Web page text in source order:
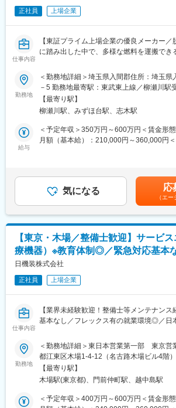
正社員 上場企業
仕事内容
【東証プライム上場企業の優良メーカー
に踏み出した中で、多様な燃料を運搬でき
性抜群です】
■業務概要：
当社インダストリアル事業本部にて、自社
を担当する修理エンジニアとしてご活躍い
埼玉拠点に戻ってきたポンプを対象に、補
日々の業務は拠点内での整備対応が中心と
ながら作業を進めていただきます。
■業務詳細：
・自社製品の分解・整備・組立
≪対象製品≫ ノンシールポンプ、往復動ポ
≪使用工具≫ レンチ、ラチェット、スパナ
・故障・トラブルが発生したポンプの原因
・作業報告書や台帳などの業務記録入力
≪使用システム≫ kintone、AS400など
・作業手順や業務フローの改善・標準化
・その他、整備品質向上に向けた改善業務
■働き方：
基本的には、求人票記載の勤務地である埼
です。
1日の業務は整備対応がメインとなり、チ
整備案件は、短期間で完了するものから、
勤務地
＜勤務地詳細＞埼玉県入間郡住所：埼玉県
－5 勤務地最寄駅：東武東上線／柳瀬川駅
面禁煙変更の範囲：会社の定める事業所
【最寄り駅】
柳瀬川駅、みずほ台駅、志木駅
給与
＜予定年収＞350万円～600万円＜賃金形
月額（基本給）：210,000円～360,000円
り、選考を通じて上下する可能性があり
当を含めた表記です。
気になる 応
（エ
【東京・木場／整備士歓迎】サービ
療機器）※教育体制◎／緊急対応基本
日機装株式会社
正社員 上場企業
仕事内容
【業界未経験歓迎！整備士等メンテナン
基本なし／フレックス有の就業環境◎／日
ポンプ・医療・航空宇宙業界でトップシ
プライム上場優良メーカー】
■業務概要：
・主として、人工透析装置の据付、試運転
ブル対応、人工透析装置の見積書作成や使
きます。
勤務地
＜勤務地詳細＞東日本営業第一部 東京営
都江東区木場1-4-12（名古路木場ビル4階
メトロ東西線／木場駅受動喫煙対策：屋内
会社の定める事業所
【最寄り駅】
木場駅(東京都)、門前仲町駅、越中島駅
＜予定年収＞400万円～600万円＜賃金形